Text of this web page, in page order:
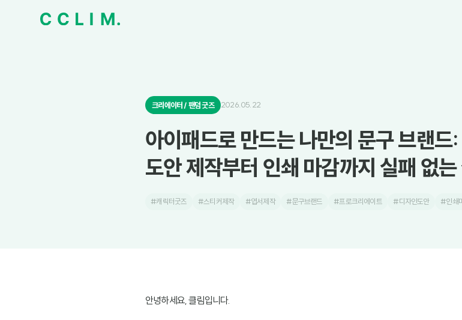
크리에이터 / 팬덤 굿즈 2026.05.22
아이패드로 만드는 나만의 문구 브랜드
도안 제작부터 인쇄 마감까지 실패 없
#캐릭터굿즈 #스티커제작 #엽서제작 #문구브랜드 #프로크리에이트 #디자인도안 #인쇄
안녕하세요, 클림입니다.